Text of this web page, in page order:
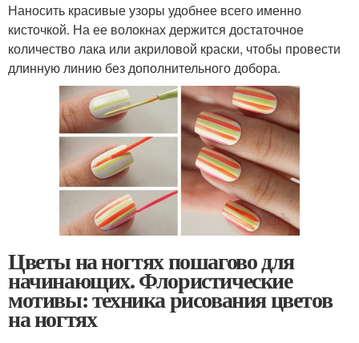
Наносить красивые узоры удобнее всего именно
кисточкой. На ее волокнах держится достаточное
количество лака или акриловой краски, чтобы провести
длинную линию без дополнительного добора.
Цветы на ногтях пошагово для
начинающих. Флористические
мотивы: техника рисования цветов
на ногтях